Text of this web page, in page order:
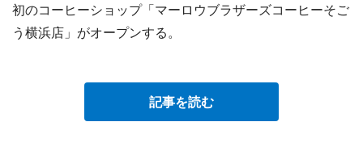
初のコーヒーショップ「マーロウブラザーズコーヒーそご
う横浜店」がオープンする。
記事を読む